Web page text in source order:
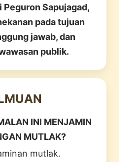
Peguron Sapujagad,
pada tujuan
jawab, dan
publik.
INI MENJAMIN
MUTLAK?
mutlak.